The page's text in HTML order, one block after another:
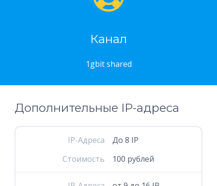
Канал
1gbit shared
Дополнительные IP-адреса
IP-Адреса
До 8 IP
Стоимость
100 рублей